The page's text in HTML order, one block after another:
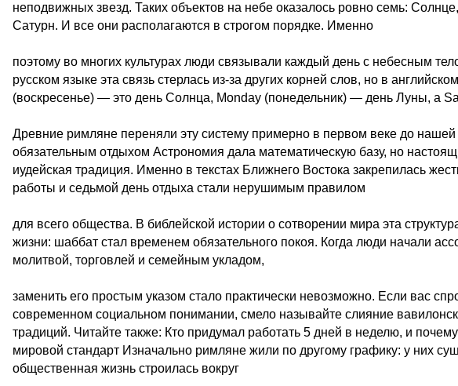
неподвижных звезд. Таких объектов на небе оказалось ровно семь:
Сатурн. И все они располагаются в строгом порядке. Именно
поэтому во многих культурах люди связывали каждый день с небесным
русском языке эта связь стерлась из-за других корней слов, но в
(воскресенье) — это день Солнца, Monday (понедельник) — день Луны, а
Древние римляне переняли эту систему примерно в первом веке до
обязательным отдыхом Астрономия дала математическую базу, но
иудейская традиция. Именно в текстах Ближнего Востока закрепилась
работы и седьмой день отдыха стали нерушимым правилом
для всего общества. В библейской истории о сотворении мира эта
жизни: шаббат стал временем обязательного покоя. Когда люди начали
молитвой, торговлей и семейным укладом,
заменить его простым указом стало практически невозможно. Если вас
современном социальном понимании, смело называйте слияние
традиций. Читайте также: Кто придумал работать 5 дней в неделю, и
мировой стандарт Изначально римляне жили по другому графику: у них
общественная жизнь строилась вокруг